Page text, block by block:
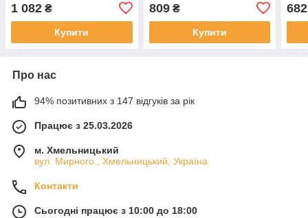
1 082 ₴
Купити
da-33059
809₴
Купити
682
Про нас
94% позитивних з 147 відгуків за рік
Працює з 25.03.2026
м. Хмельницький
вул. Мирного., Хмельницький, Україна
Контакти
Сьогодні працює з 10:00 до 18:00